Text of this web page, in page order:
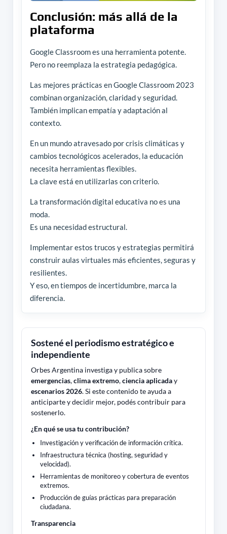
Conclusión: más allá de la
plataforma
Google Classroom es una herramienta potente.
Pero no reemplaza la estrategia pedagógica.
Las mejores prácticas en Google Classroom 2023
combinan organización, claridad y seguridad.
También implican empatía y adaptación al
contexto.
En un mundo atravesado por crisis climáticas y
cambios tecnológicos acelerados, la educación
necesita herramientas flexibles.
La clave está en utilizarlas con criterio.
La transformación digital educativa no es una
moda.
Es una necesidad estructural.
Implementar estos trucos y estrategias permitirá
construir aulas virtuales más eficientes, seguras y
resilientes.
Y eso, en tiempos de incertidumbre, marca la
diferencia.
Sostené el periodismo estratégico e
independiente
Orbes Argentina investiga y publica sobre
emergencias,clima extremo,ciencia aplicaday
escenarios 2026. Si este contenido te ayuda a
anticiparte y decidir mejor, podés contribuir para
sostenerlo.
¿En qué se usa tu contribución?
Investigación y verificación de información crítica.
Infraestructura técnica (hosting, seguridad y
velocidad).
Herramientas de monitoreo y cobertura de eventos
extremos.
Producción de guías prácticas para preparación
ciudadana.
Transparencia